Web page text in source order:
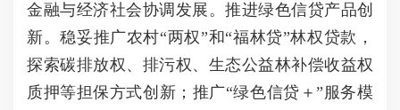
金融与经济社会协调发展。推进绿色信贷产品创
新。稳妥推广农村“两权”和“福林贷”林权贷款，
探索碳排放权、排污权、生态公益林补偿收益权
质押等担保方式创新；推广“绿色信贷＋”服务模